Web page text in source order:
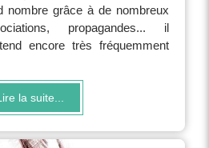
nombre grâce à de nombreux
propagandes... il
encore très fréquemment
la suite...